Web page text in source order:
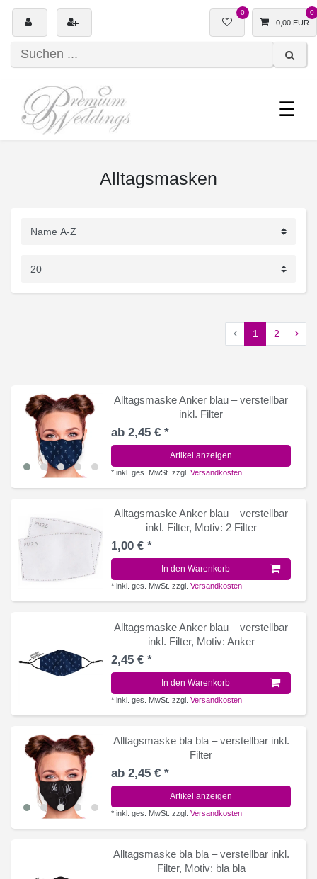
0 0
0,00 EUR
☰
Alltagsmasken
1 2
Alltagsmaske Anker blau – verstellbar
inkl. Filter
ab 2,45 € *
Artikel anzeigen
*inkl. ges. MwSt. zzgl.Versandkosten
Alltagsmaske Anker blau – verstellbar
inkl. Filter, Motiv: 2 Filter
1,00 € *
In den Warenkorb
*inkl. ges. MwSt. zzgl.Versandkosten
Alltagsmaske Anker blau – verstellbar
inkl. Filter, Motiv: Anker
2,45 € *
In den Warenkorb
*inkl. ges. MwSt. zzgl.Versandkosten
Alltagsmaske bla bla – verstellbar inkl.
Filter
ab 2,45 € *
Artikel anzeigen
*inkl. ges. MwSt. zzgl.Versandkosten
Alltagsmaske bla bla – verstellbar inkl.
Filter, Motiv: bla bla